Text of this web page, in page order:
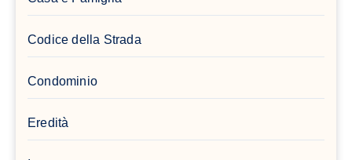
Codice della Strada
Condominio
Eredità